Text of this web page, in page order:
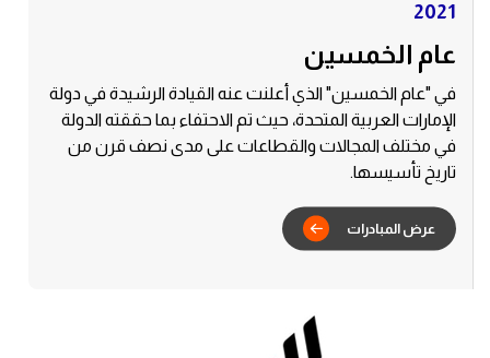
2021
عام الخمسين
في "عام الخمسين" الذي أعلنت عنه القيادة الرشيدة في دولة
الإمارات العربية المتحدة، حيث تم الاحتفاء بما حققته الدولة
في مختلف المجالات والقطاعات على مدى نصف قرن من
تاريخ تأسيسها.